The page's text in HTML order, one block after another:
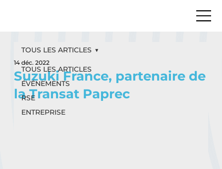
TOUS LES ARTICLES
ÉVÉNEMENTS
RSE
ENTREPRISE
TOUS LES ARTICLES
Suzuki France, partenaire de
la Transat Paprec
14 déc. 2022